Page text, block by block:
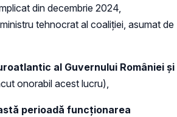
din decembrie 2024,
tehnocrat al coaliției, asumat de
al Guvernului României și
onorabil acest lucru),
perioadă funcționarea